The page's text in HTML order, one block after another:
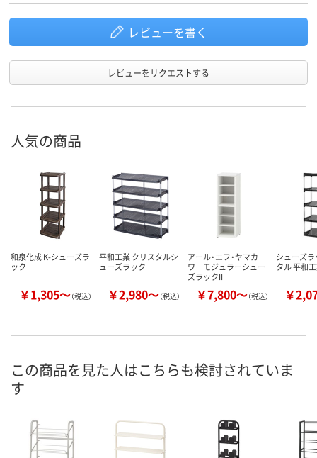
レビューを書く
レビューをリクエストする
人気の商品
和泉化成 K-シューズラ
ック
￥1,305～（税込）
平和工業 クリスタルシ
ューズラック
￥2,980～（税込）
アール・エフ・ヤマカ
ワ モジュラーシュー
ズラックII
￥7,800～（税込）
シューズ
タル 平和
￥
この商品を見た人はこちらも検討されていま
す